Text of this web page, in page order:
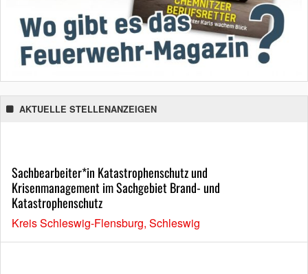
AKTUELLE STELLENANZEIGEN
Sachbearbeiter*in Katastrophenschutz und
Krisenmanagement im Sachgebiet Brand- und
Katastrophenschutz
Kreis Schleswig-Flensburg, Schleswig